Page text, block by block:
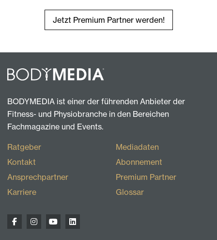
Jetzt Premium Partner werden!
BODYMEDIA ist einer der führenden Anbieter der
Fitness- und Physiobranche in den Bereichen
Fachmagazine und Events.
Ratgeber
Kontakt
Ansprechpartner
Karriere
Mediadaten
Abonnement
Premium Partner
Glossar